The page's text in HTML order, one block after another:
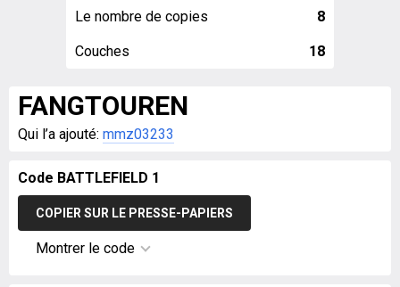
Le nombre de copies 8
Couches 18
FANGTOUREN
Qui l’a ajouté: mmz03233
Code BATTLEFIELD 1
COPIER SUR LE PRESSE-PAPIERS
Montrer le code